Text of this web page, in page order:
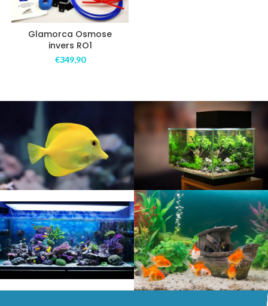
Glamorca Osmose
invers RO1
€349,90